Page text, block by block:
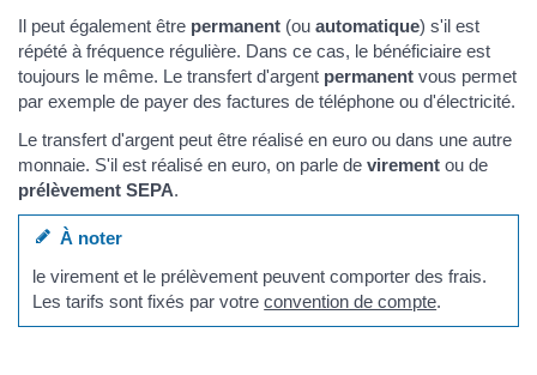
Il peut également être permanent (ou automatique) s'il est
répété à fréquence régulière. Dans ce cas, le bénéficiaire est
toujours le même. Le transfert d'argent permanent vous permet
par exemple de payer des factures de téléphone ou d'électricité.
Le transfert d'argent peut être réalisé en euro ou dans une autre
monnaie. S'il est réalisé en euro, on parle de virement ou de
prélèvement SEPA.
À noter
le virement et le prélèvement peuvent comporter des frais.
Les tarifs sont fixés par votreconvention de compte.